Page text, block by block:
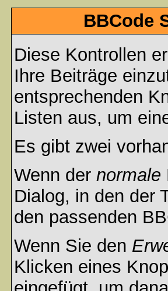
BBCode
Diese Kontrollen
Ihre Beiträge
entsprechenden
Listen aus, um
Es gibt zwei
Wenn der normale
Dialog, in den der
den passenden
Wenn Sie den
Klicken eines